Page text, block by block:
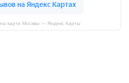
карте Москвы — Яндекс Карты